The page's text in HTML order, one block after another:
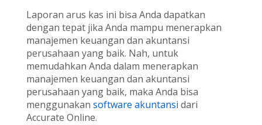
Laporan arus kas ini bisa Anda dapatkan
dengan tepat jika Anda mampu menerapkan
manajemen keuangan dan akuntansi
perusahaan yang baik. Nah, untuk
memudahkan Anda dalam menerapkan
manajemen keuangan dan akuntansi
perusahaan yang baik, maka Anda bisa
menggunakan software akuntansi dari
Accurate Online.